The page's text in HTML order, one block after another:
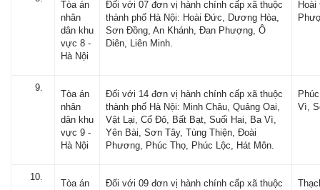
Tòa án
nhân
dân khu
vực 8 -
Hà Nội
Đối với 07 đơn vị hành chính cấp xã thuộc
thành phố Hà Nội: Hoài Đức, Dương Hòa,
Sơn Đồng, An Khánh, Đan Phượng, Ô
Diên, Liên Minh.
Tòa án
nhân
dân khu
vực 9 -
Hà Nội
Đối với 14 đơn vị hành chính cấp xã thuộc
thành phố Hà Nội: Minh Châu, Quảng Oai,
Vật Lại, Cổ Đô, Bất Bạt, Suối Hai, Ba Vì,
Yên Bài, Sơn Tây, Tùng Thiện, Đoài
Phương, Phúc Thọ, Phúc Lộc, Hát Môn.
Vì,
Tòa án
Đối với 09 đơn vị hành chính cấp xã thuộc